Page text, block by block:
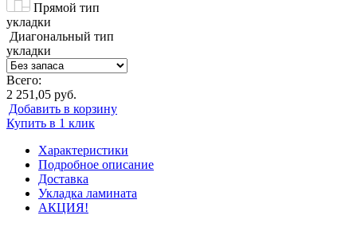
Прямой тип
укладки
Диагональный тип
укладки
Всего:
2 251,05 руб.
Добавить в корзину
Купить в 1 клик
Характеристики
Подробное описание
Доставка
Укладка ламината
АКЦИЯ!